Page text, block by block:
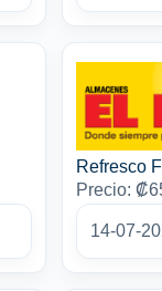
Refresco
Precio:
14-07-